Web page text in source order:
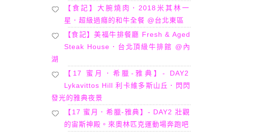
【食記】大腕燒肉．2018米其林一
星．超級過癮的和牛全餐 @台北東區
【食記】美福牛排餐廳 Fresh & Aged
Steak House．台北頂級牛排館 @內
湖
【17 蜜月．希臘-雅典】- DAY2
Lykavittos Hill 利卡維多斯山丘．閃閃
發光的雅典夜景
【17 蜜月．希臘-雅典】- DAY2 壯觀
的宙斯神殿。來奧林匹克運動場奔跑吧